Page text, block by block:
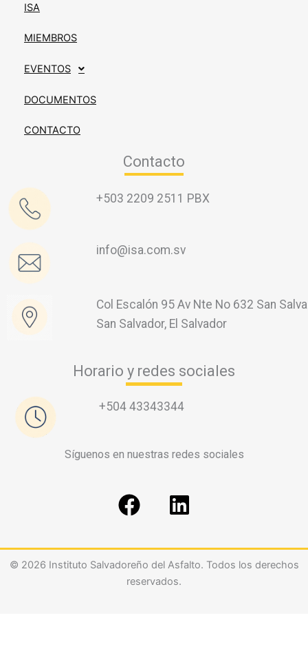
ISA
MIEMBROS
EVENTOS
DOCUMENTOS
CONTACTO
Contacto
+503 2209 2511 PBX
info@isa.com.sv
Col Escalón 95 Av Nte No 632 San
San Salvador, El Salvador
Horario y redes sociales
+504 43343344
Síguenos en nuestras redes sociales
F
a
e
b
L
i
k
e
© 2026 Instituto Salvadoreño del Asfalto. Todos los derechos
reservados.